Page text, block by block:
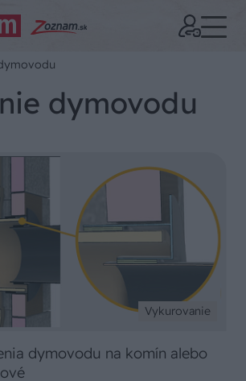
dymovodu
Vykurovanie
dymovodu na komín alebo